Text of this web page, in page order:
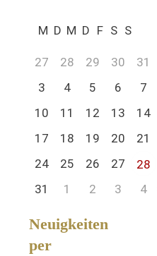
M D M D F S S
27 28 29 30 31
3
4 5 6 7
10
11 12 13 14
17
18 19 20 21
24
25 26 27 28
31
1 2 3 4
Neuigkeiten
per